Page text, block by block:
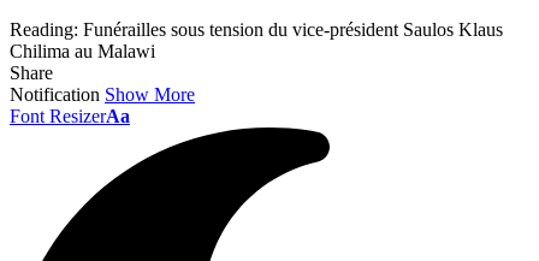
Reading: Funérailles sous tension du vice-président Saulos Klaus
Chilima au Malawi
Share
Notification Show More
Font ResizerAa